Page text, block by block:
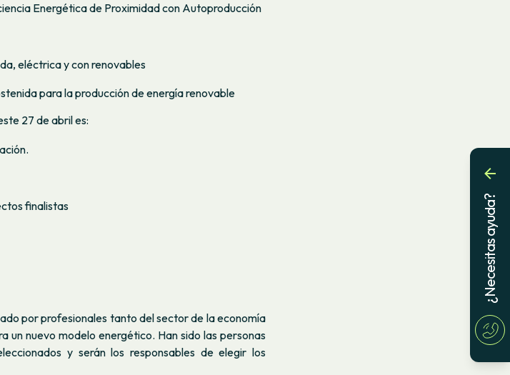
Energética de Proximidad con Autoproducción
eléctrica y con renovables
para la producción de energía renovable
27 de abril es:
finalistas
por profesionales tanto del sector de la economía
un nuevo modelo energético. Han sido las personas
y serán los responsables de elegir los
¿Necesitas ayuda?